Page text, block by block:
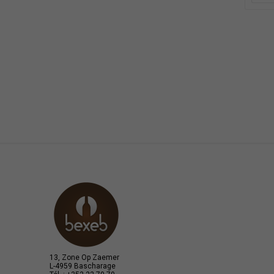
13, Zone Op Zaemer
L-4959 Bascharage